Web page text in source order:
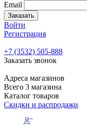
Email
Заказать
Войти
Регистрация
+7 (3532) 505-888
Заказать звонок
Адреса магазинов
Всего 3 магазина
Каталог товаров
Скидки и распродажи